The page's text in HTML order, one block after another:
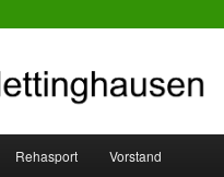
Rehasport Vorstand